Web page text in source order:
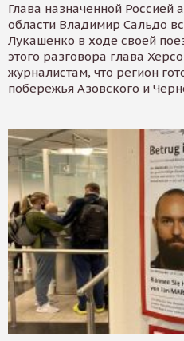
Глава назначенной Россией
области Владимир Сальдо
Лукашенко в ходе своей
этого разговора глава
журналистам, что регион
побережья Азовского и